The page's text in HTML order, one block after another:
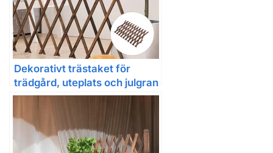
Dekorativt trästaket för
trädgård, uteplats och julgran